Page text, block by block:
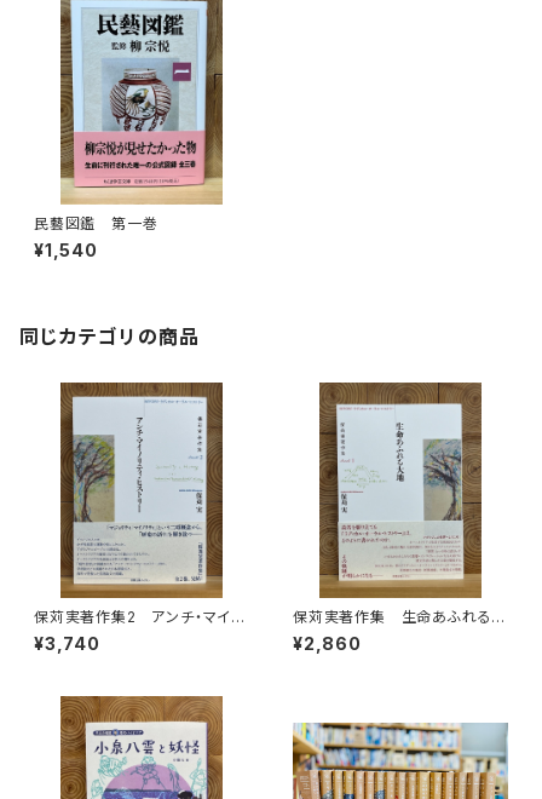
民藝図鑑 第一巻
¥1,540
同じカテゴリの商品
保苅実著作集2 アンチ・マイノ
リティ・ヒストリー
¥3,740
保苅実著作集 生命あふれる大
地
¥2,860